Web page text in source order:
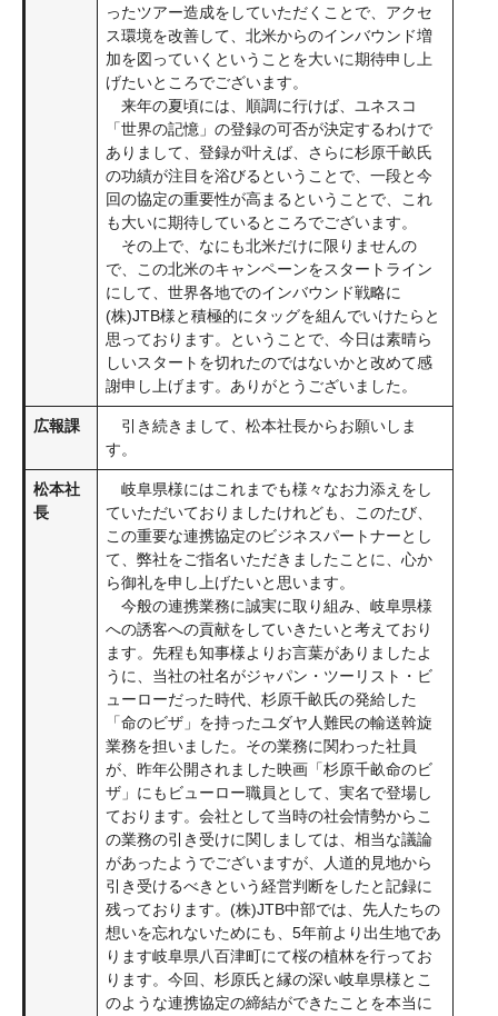
ったツアー造成をしていただくことで、アクセ
ス環境を改善して、北米からのインバウンド増
加を図っていくということを大いに期待申し上
げたいところでございます。
来年の夏頃には、順調に行けば、ユネスコ
「世界の記憶」の登録の可否が決定するわけで
ありまして、登録が叶えば、さらに杉原千畝氏
の功績が注目を浴びるということで、一段と今
回の協定の重要性が高まるということで、これ
も大いに期待しているところでございます。
その上で、なにも北米だけに限りませんの
で、この北米のキャンペーンをスタートライン
にして、世界各地でのインバウンド戦略に
(株)JTB様と積極的にタッグを組んでいけたらと
思っております。ということで、今日は素晴ら
しいスタートを切れたのではないかと改めて感
謝申し上げます。ありがとうございました。
広報課
引き続きまして、松本社長からお願いしま
す。
松本社
長
岐阜県様にはこれまでも様々なお力添えをし
ていただいておりましたけれども、このたび、
この重要な連携協定のビジネスパートナーとし
て、弊社をご指名いただきましたことに、心か
ら御礼を申し上げたいと思います。
今般の連携業務に誠実に取り組み、岐阜県様
への誘客への貢献をしていきたいと考えており
ます。先程も知事様よりお言葉がありましたよ
うに、当社の社名がジャパン・ツーリスト・ビ
ューローだった時代、杉原千畝氏の発給した
「命のビザ」を持ったユダヤ人難民の輸送斡旋
業務を担いました。その業務に関わった社員
が、昨年公開されました映画「杉原千畝命のビ
ザ」にもビューロー職員として、実名で登場し
ております。会社として当時の社会情勢からこ
の業務の引き受けに関しましては、相当な議論
があったようでございますが、人道的見地から
引き受けるべきという経営判断をしたと記録に
残っております。(株)JTB中部では、先人たちの
想いを忘れないためにも、5年前より出生地であ
ります岐阜県八百津町にて桜の植林を行ってお
ります。今回、杉原氏と縁の深い岐阜県様とこ
のような連携協定の締結ができたことを本当に